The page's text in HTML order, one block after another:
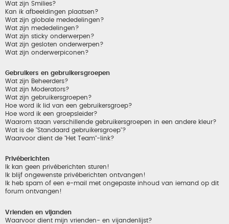
Wat zijn Smilies?
Kan ik afbeeldingen plaatsen?
Wat zijn globale mededelingen?
Wat zijn mededelingen?
Wat zijn sticky onderwerpen?
Wat zijn gesloten onderwerpen?
Wat zijn onderwerpiconen?
Gebruikers en gebruikersgroepen
Wat zijn Beheerders?
Wat zijn Moderators?
Wat zijn gebruikersgroepen?
Hoe word ik lid van een gebruikersgroep?
Hoe word ik een groepsleider?
Waarom staan verschillende gebruikersgroepen in een andere kleur?
Wat is de "Standaard gebruikersgroep"?
Waarvoor dient de "Het Team"-link?
Privéberichten
Ik kan geen privéberichten sturen!
Ik blijf ongewenste privéberichten ontvangen!
Ik heb spam of een e-mail met ongepaste inhoud van iemand op dit
forum ontvangen!
Vrienden en vijanden
Waarvoor dient mijn vrienden- en vijandenlijst?